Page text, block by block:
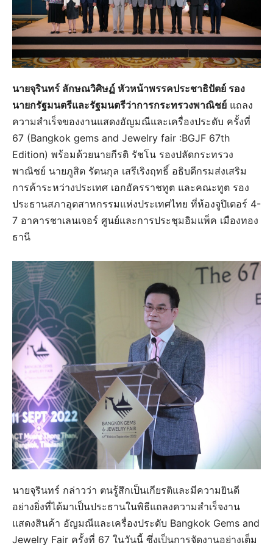
นายจุรินทร์ ลักษณวิศิษฏ์ หัวหน้าพรรคประชาธิปัตย์ รอง
นายกรัฐมนตรีและรัฐมนตรีว่าการกระทรวงพาณิชย์ แถลง
ความสำเร็จของงานแสดงอัญมณีและเครื่องประดับ ครั้งที่
67 (Bangkok gems and Jewelry fair :BGJF 67th
Edition) พร้อมด้วยนายกีรติ รัชโน รองปลัดกระทรวง
พาณิชย์ นายภูสิต รัตนกุล เสรีเริงฤทธิ์ อธิบดีกรมส่งเสริม
การค้าระหว่างประเทศ เอกอัครราชทูต และคณะทูต รอง
ประธานสภาอุตสาหกรรมแห่งประเทศไทย ที่ห้องจูปิเตอร์ 4-
7 อาคารชาเลนเจอร์ ศูนย์และการประชุมอิมแพ็ค เมืองทอง
ธานี
นายจุรินทร์ กล่าวว่า ตนรู้สึกเป็นเกียรติและมีความยินดี
อย่างยิ่งที่ได้มาเป็นประธานในพิธีแถลงความสำเร็จงาน
แสดงสินค้า อัญมณีและเครื่องประดับ Bangkok Gems and
Jewelry Fair ครั้งที่ 67 ในวันนี้ ซึ่งเป็นการจัดงานอย่างเต็ม